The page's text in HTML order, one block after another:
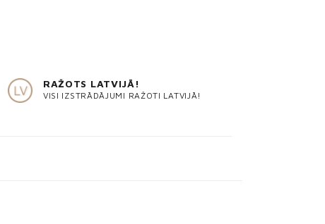
RAŽOTS LATVIJĀ!
VISI IZSTRĀDĀJUMI RAŽOTI LATVIJĀ!